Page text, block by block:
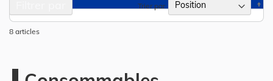
8 articles
Trier par